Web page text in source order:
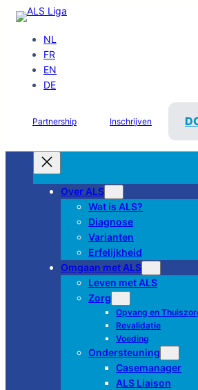
NL
FR
EN
DE
Partnership Inschrijven
Over ALS
Wat is ALS?
Diagnose
Varianten
Erfelijkheid
Omgaan met ALS
Leven met ALS
Zorg
Opvang en
Revalidatie
Voeding
Ondersteuning
Casemanager
ALS Liaison